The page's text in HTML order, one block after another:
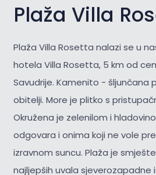
Plaža Villa
Plaža Villa Rosetta nalazi se u
hotela Villa Rosetta, 5 km od
Savudrije. Kamenito - šljunčana
obitelji. More je plitko s
Okružena je zelenilom i
odgovara i onima koji ne vole
izravnom suncu. Plaža je
najljepših uvala sjeverozapadne